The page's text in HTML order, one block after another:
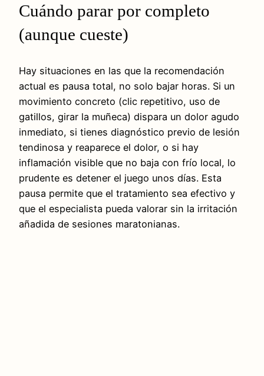
Cuándo parar por completo
(aunque cueste)
Hay situaciones en las que la recomendación
actual es pausa total, no solo bajar horas. Si un
movimiento concreto (clic repetitivo, uso de
gatillos, girar la muñeca) dispara un dolor agudo
inmediato, si tienes diagnóstico previo de lesión
tendinosa y reaparece el dolor, o si hay
inflamación visible que no baja con frío local, lo
prudente es detener el juego unos días. Esta
pausa permite que el tratamiento sea efectivo y
que el especialista pueda valorar sin la irritación
añadida de sesiones maratonianas.